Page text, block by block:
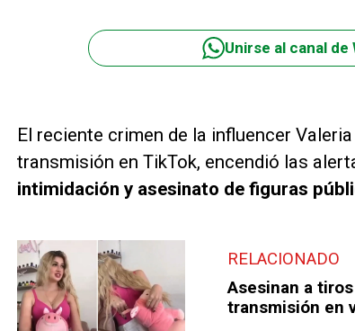
Unirse al canal de
El reciente crimen de la influencer
transmisión en TikTok, encendió las
intimidación y asesinato de figuras
RELACIONADO
Asesinan a
transmisión en